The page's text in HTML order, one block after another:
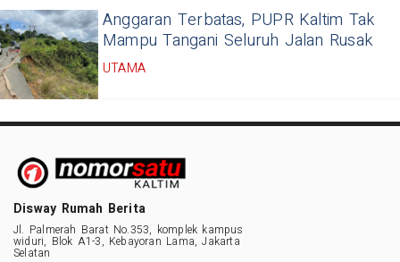
Anggaran Terbatas, PUPR Kaltim Tak
Mampu Tangani Seluruh Jalan Rusak
UTAMA
Disway Rumah Berita
Jl. Palmerah Barat No.353, komplek kampus
widuri, Blok A1-3, Kebayoran Lama, Jakarta
Selatan